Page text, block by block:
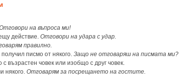
на въпроса ми!
действие. Отговори на удара с удар.
правилно.
писмо от някого. Защо не отговаряш на писмата ми?
възрастен човек или изобщо с друг човек.
някого. Отговарям за посрещането на гостите.